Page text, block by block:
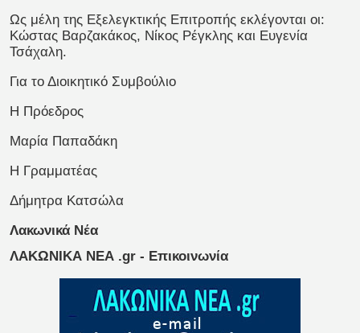
Ως μέλη της Εξελεγκτικής Επιτροπής εκλέγονται οι:
Κώστας Βαρζακάκος, Νίκος Ρέγκλης και Ευγενία
Τσάχαλη.
Για το Διοικητικό Συμβούλιο
Η Πρόεδρος
Μαρία Παπαδάκη
Η Γραμματέας
Δήμητρα Κατσώλα
Λακωνικά Νέα
ΛΑΚΩΝΙΚΑ ΝΕΑ .gr - Επικοινωνία